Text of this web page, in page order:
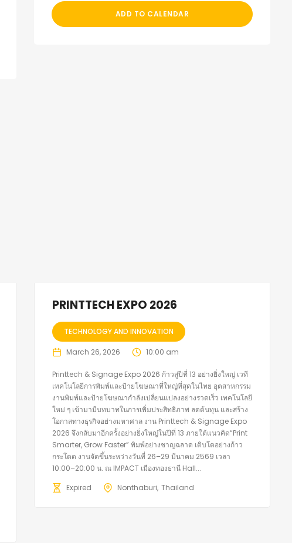
ADD TO CALENDAR
PRINTTECH EXPO 2026
TECHNOLOGY AND INNOVATION
March 26, 2026 10:00 am
Printtech & Signage Expo 2026 ก้าวสู่ปีที่ 13 อย่างยิ่งใหญ่ เวที
เทคโนโลยีการพิมพ์และป้ายโฆษณาที่ใหญ่ที่สุดในไทย อุตสาหกรรม
งานพิมพ์และป้ายโฆษณากำลังเปลี่ยนแปลงอย่างรวดเร็ว เทคโนโลยี
ใหม่ ๆ เข้ามามีบทบาทในการเพิ่มประสิทธิภาพ ลดต้นทุน และสร้าง
โอกาสทางธุรกิจอย่างมหาศาล งาน Printtech & Signage Expo
2026 จึงกลับมาอีกครั้งอย่างยิ่งใหญ่ในปีที่ 13 ภายใต้แนวคิด“Print
Smarter, Grow Faster” พิมพ์อย่างชาญฉลาด เติบโตอย่างก้าว
กระโดด งานจัดขึ้นระหว่างวันที่ 26–29 มีนาคม 2569 เวลา
10:00–20:00 น. ณ IMPACT เมืองทองธานี Hall...
Expired
Nonthaburi Thailand